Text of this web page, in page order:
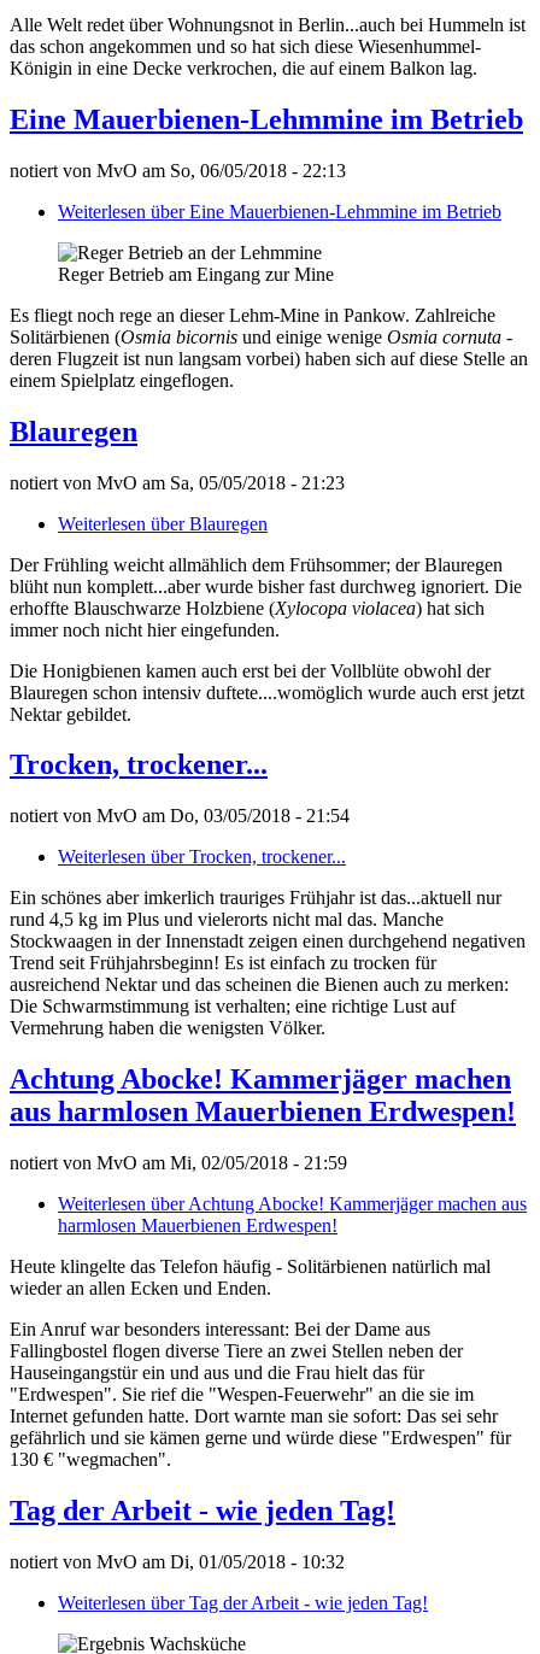
Alle Welt redet über Wohnungsnot in Berlin...auch bei Hummeln ist
das schon angekommen und so hat sich diese Wiesenhummel-
Königin in eine Decke verkrochen, die auf einem Balkon lag.
Eine Mauerbienen-Lehmmine im Betrieb
notiert von MvO am So, 06/05/2018 - 22:13
Weiterlesen über Eine Mauerbienen-Lehmmine im Betrieb
Reger Betrieb am Eingang zur Mine
Es fliegt noch rege an dieser Lehm-Mine in Pankow. Zahlreiche
Solitärbienen (Osmia bicornis und einige wenige Osmia cornuta -
deren Flugzeit ist nun langsam vorbei) haben sich auf diese Stelle an
einem Spielplatz eingeflogen.
Blauregen
notiert von MvO am Sa, 05/05/2018 - 21:23
Weiterlesen über Blauregen
Der Frühling weicht allmählich dem Frühsommer; der Blauregen
blüht nun komplett...aber wurde bisher fast durchweg ignoriert. Die
erhoffte Blauschwarze Holzbiene (Xylocopa violacea) hat sich
immer noch nicht hier eingefunden.
Die Honigbienen kamen auch erst bei der Vollblüte obwohl der
Blauregen schon intensiv duftete....womöglich wurde auch erst jetzt
Nektar gebildet.
Trocken, trockener...
notiert von MvO am Do, 03/05/2018 - 21:54
Weiterlesen über Trocken, trockener...
Ein schönes aber imkerlich trauriges Frühjahr ist das...aktuell nur
rund 4,5 kg im Plus und vielerorts nicht mal das. Manche
Stockwaagen in der Innenstadt zeigen einen durchgehend negativen
Trend seit Frühjahrsbeginn! Es ist einfach zu trocken für
ausreichend Nektar und das scheinen die Bienen auch zu merken:
Die Schwarmstimmung ist verhalten; eine richtige Lust auf
Vermehrung haben die wenigsten Völker.
Achtung Abocke! Kammerjäger machen
aus harmlosen Mauerbienen Erdwespen!
notiert von MvO am Mi, 02/05/2018 - 21:59
Weiterlesen über Achtung Abocke! Kammerjäger machen aus
harmlosen Mauerbienen Erdwespen!
Heute klingelte das Telefon häufig - Solitärbienen natürlich mal
wieder an allen Ecken und Enden.
Ein Anruf war besonders interessant: Bei der Dame aus
Fallingbostel flogen diverse Tiere an zwei Stellen neben der
Hauseingangstür ein und aus und die Frau hielt das für
"Erdwespen". Sie rief die "Wespen-Feuerwehr" an die sie im
Internet gefunden hatte. Dort warnte man sie sofort: Das sei sehr
gefährlich und sie kämen gerne und würde diese "Erdwespen" für
130 € "wegmachen".
Tag der Arbeit - wie jeden Tag!
notiert von MvO am Di, 01/05/2018 - 10:32
Weiterlesen über Tag der Arbeit - wie jeden Tag!